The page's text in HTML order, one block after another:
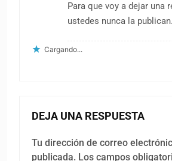
Para que voy a dejar una
ustedes nunca la publican.
Cargando...
DEJA UNA RESPUESTA
Tu dirección de correo
publicada. Los campos